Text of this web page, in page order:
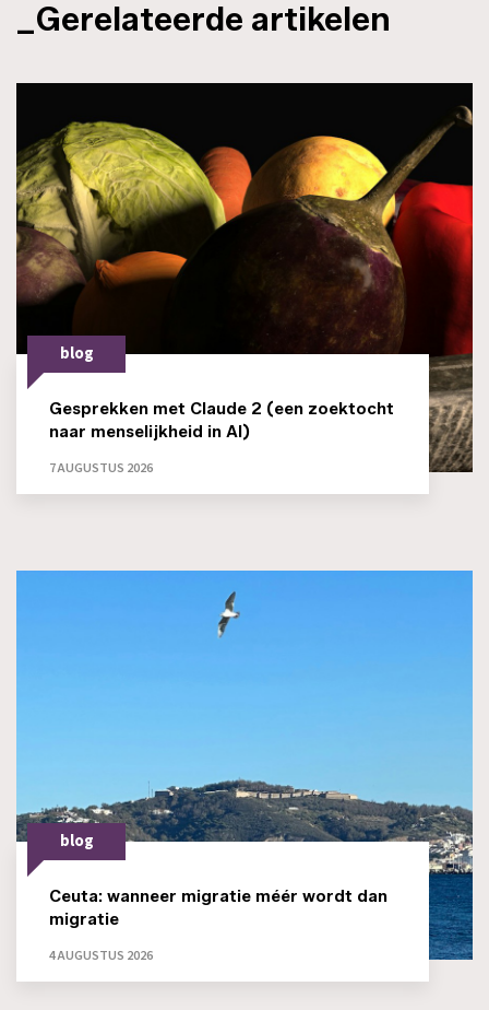
_Gerelateerde artikelen
blog
Gesprekken met Claude 2 (een zoektocht
naar menselijkheid in AI)
7 AUGUSTUS 2026
blog
Ceuta: wanneer migratie méér wordt dan
migratie
4 AUGUSTUS 2026